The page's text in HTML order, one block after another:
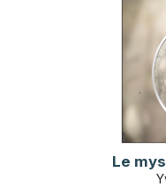
Le